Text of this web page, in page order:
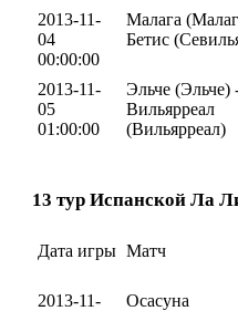
2013-11-
04
00:00:00
Малага
Бетис
2013-11-
05
01:00:00
Эльче (Эльче)
Вильярреал
(Вильярреал)
13 тур Испанской Ла
Дата игры Матч
2013-11-
Осасуна